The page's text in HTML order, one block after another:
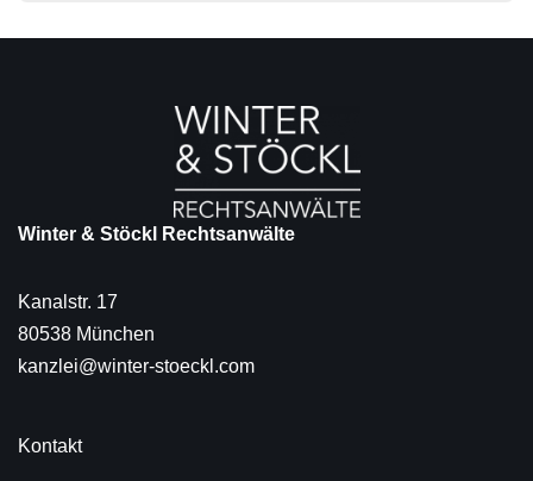
Winter & Stöckl Rechtsanwälte
Kanalstr. 17
80538 München
kanzlei@winter-stoeckl.com
Kontakt